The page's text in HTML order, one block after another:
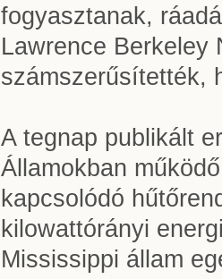
fogyasztanak,
Lawrence Berkeley
számszerűsítették,
A tegnap publikált
Államokban
kapcsolódó
kilowattórányi
Mississippi állam